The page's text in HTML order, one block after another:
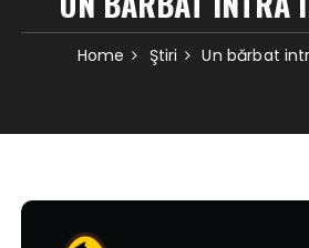
Home Ştiri Un bărbat